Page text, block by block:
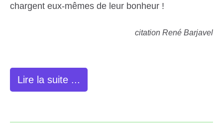
chargent eux-mêmes de leur bonheur !
citation René Barjavel
Lire la suite ...